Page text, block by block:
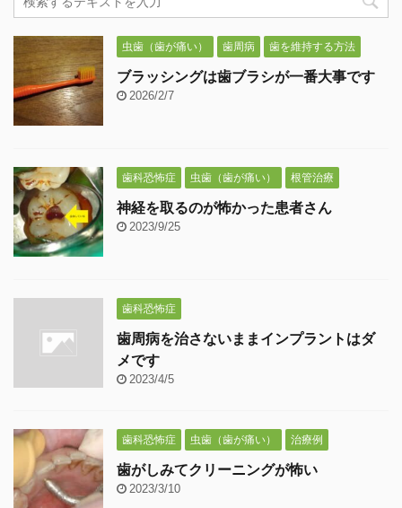
虫歯（歯が痛い） 歯周病 歯を維持する方法
ブラッシングは歯ブラシが一番大事です
2026/2/7
歯科恐怖症 虫歯（歯が痛い） 根管治療
神経を取るのが怖かった患者さん
2023/9/25
歯科恐怖症
歯周病を治さないままインプラントはダ
メです
2023/4/5
歯科恐怖症 虫歯（歯が痛い） 治療例
歯がしみてクリーニングが怖い
2023/3/10